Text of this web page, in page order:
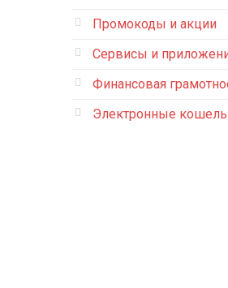
Промокоды и акции
Сервисы и
Финансовая
Электронные